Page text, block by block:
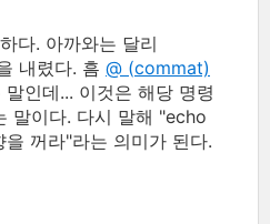
다. 아까와는 달리
내렸다. 흠 @ (commat)
인데... 이것은 해당 명령
말이다. 다시 말해 "echo
꺼라"라는 의미가 된다.